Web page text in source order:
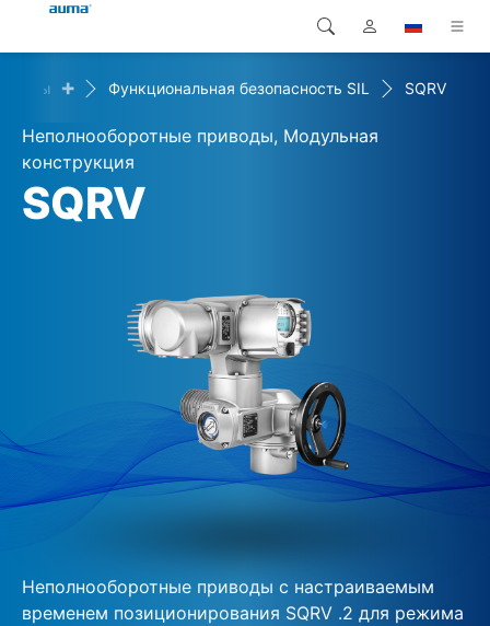
Продукция
Решения
Загрузки
Предприятие
Global
Европа
Азия и Тихий океан
Поиск
+ Функциональная безопасность SIL SQRV
Неполнооборотные приводы, Модульная
конструкция
SQRV
Неполнооборотные приводы с настраиваемым
временем позиционирования SQRV .2 для режима